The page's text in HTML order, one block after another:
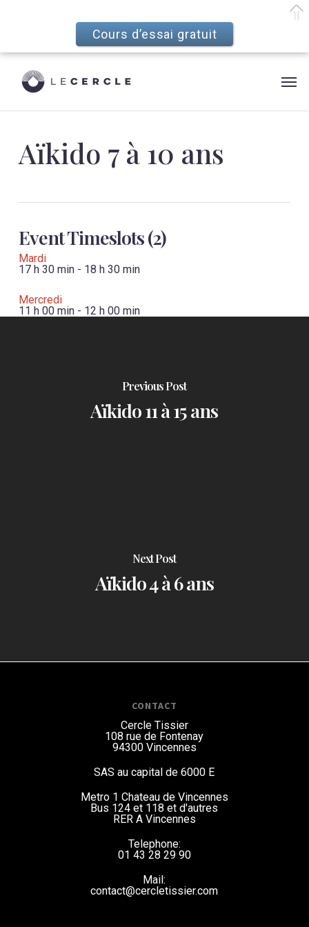
Skip
main
content
Aïkido 7 à 10 ans
Event Timeslots (2)
Mardi
17 h 30 min- 18 h 30 min
Mercredi
11 h 00 min- 12 h 00 min
Previous Post
Aïkido 11 à 15 ans
Next Post
Aïkido 4 à 6 ans
CONTACT
Cercle Tissier
108 rue de Fontenay
94300 Vincennes
SAS au capital de 6000 E
Metro 1 Chateau de Vincennes
Bus 124 et 118et d'autres
RER A Vincennes
Telephone:
01 43 28 29 90
Mail:
contact@cercletissier.com
Menu
Cours d’essai gratuit